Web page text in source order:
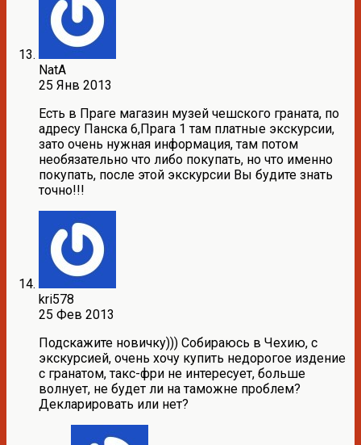
NatA
25 Янв 2013
Есть в Праге магазин музей чешского граната, по
адресу Панска 6,Прага 1 там платные экскурсии,
зато очень нужная информация, там потом
необязательно что либо покупать, но что именно
покупать, после этой экскурсии Вы будите знать
точно!!!
kri578
25 Фев 2013
Подскажите новичку))) Собираюсь в Чехию, с
экскурсией, очень хочу купить недорогое издение
с гранатом, такс-фри не интересует, больше
волнует, не будет ли на таможне проблем?
Декларировать или нет?